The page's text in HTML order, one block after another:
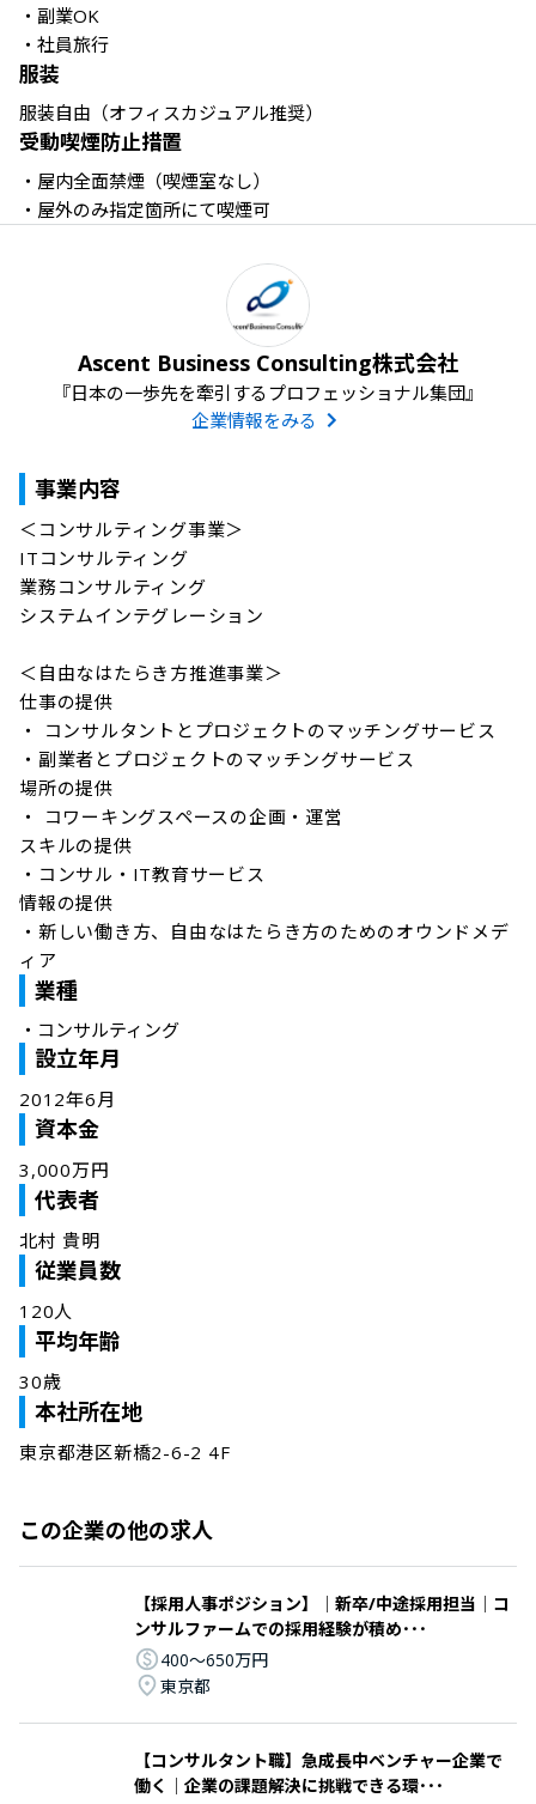
・副業OK
・社員旅行
服装
服装自由（オフィスカジュアル推奨）
受動喫煙防止措置
・屋内全面禁煙（喫煙室なし）
Ascent Business Consulting株式会社
『日本の一歩先を牽引するプロフェッショナル集団』
企業情報をみる
事業内容
＜コンサルティング事業＞
ITコンサルティング
業務コンサルティング
システムインテグレーション
＜自由なはたらき方推進事業＞
仕事の提供
・ コンサルタントとプロジェクトのマッチングサービス
・副業者とプロジェクトのマッチングサービス
場所の提供
・ コワーキングスペースの企画・運営
スキルの提供
・コンサル・IT教育サービス
情報の提供
・新しい働き方、自由なはたらき方のためのオウンドメデ
ィア
業種
・ コンサルティング
設立年月
2012年6月
資本金
3,000万円
代表者
北村 貴明
従業員数
120人
平均年齢
30歳
本社所在地
東京都港区新橋2-6-2 4F
この企業の他の求人
【採用人事ポジション】│新卒/中途採用担当│コ
ンサルファームでの採用経験が積め･･･
400〜650万円
東京都
【コンサルタント職】急成長中ベンチャー企業で
働く│企業の課題解決に挑戦できる環･･･